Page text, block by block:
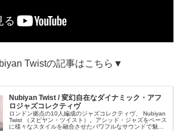
Twistの記事はこちら▼
Nubiyan Twist / 変幻自在なダイナミック・アフ
ロジャズコレクティヴ
ロンドン拠点の10人編成のジャズコレクティヴ、 Nubiyan
Twist （ヌビヤン・ツイスト）。アシッド・ジャズをベース
に様々なスタイルを融合させたパワフルなサウンドで魅